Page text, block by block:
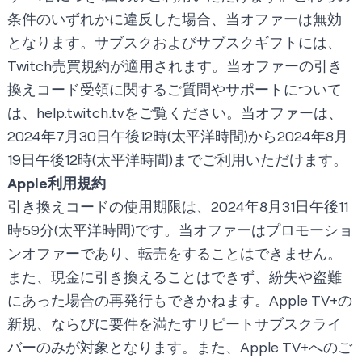
条件のいずれかに違反した場合、当オファーは無効
となります。サブスクおよびサブスクギフトには、
Twitch売買規約が適用されます。当オファーの引き
換えコード受領に関するご質問やサポートについて
は、 help.twitch.tvをご覧ください。当オファーは、
2024年7月30日午後12時(太平洋時間)から2024年8月
19日午後12時(太平洋時間)までご利用いただけます。
Apple利用規約
引き換えコードの使用期限は、2024年8月31日午後11
時59分(太平洋時間)です。当オファーはプロモーショ
ンオファーであり、転売をすることはできません。
また、現金に引き換えることはできず、紛失や盗難
にあった場合の再発行もできかねます。Apple TV+の
新規、ならびに要件を満たすリピートサブスクライ
バーのみが対象となります。また、Apple TV+へのご